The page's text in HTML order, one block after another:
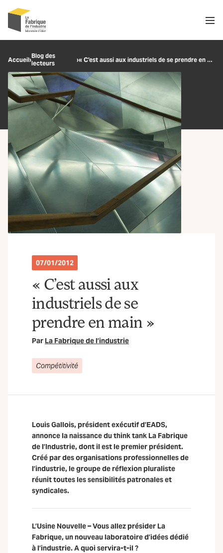
Recherche
Accueil›Blog des
lecteurs
› « C’est aussi aux industriels de se prendre en main »
07/01/2012
« C’est aussi aux
industriels de se
prendre en main »
Par La Fabrique de l’industrie
Compétitivité
Louis Gallois, président exécutif d’EADS,
annonce la naissance du think tank La Fabrique
de l’Industrie, dont il est le premier président.
Créé par des organisations professionnelles de
l’industrie, le groupe de réflexion pluraliste
réunit toutes les sensibilités patronales et
syndicales.
L’Usine Nouvelle – Vous allez présider La
Fabrique, un nouveau laboratoire d’idées dédié
à l’industrie. A quoi servira-t-il ?